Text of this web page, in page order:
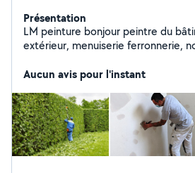
Présentation
LM peinture bonjour peintre du bâtiment intérieur
extérieur, menuiserie ferronnerie, notamment
Aucun avis pour l'instant